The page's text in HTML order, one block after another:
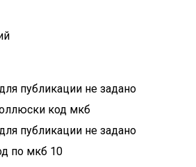
код мкб
по мкб 10